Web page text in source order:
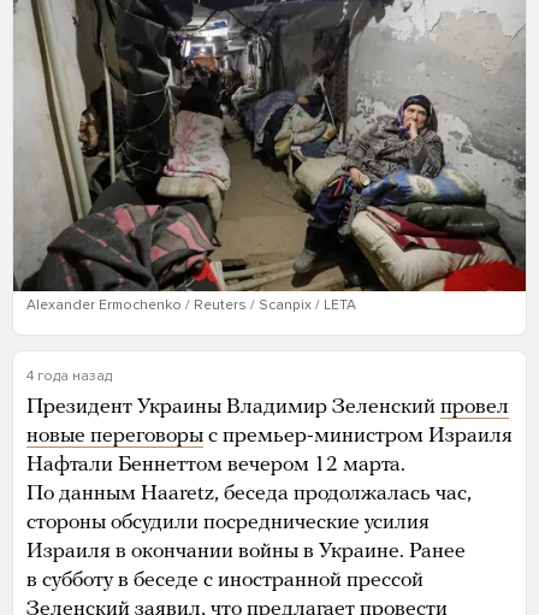
Alexander Ermochenko / Reuters / Scanpix / LETA
4 года назад
Президент Украины Владимир Зеленский провел
новые переговоры с премьер-министром Израиля
Нафтали Беннеттом вечером 12 марта.
По данным Haaretz, беседа продолжалась час,
стороны обсудили посреднические усилия
Израиля в окончании войны в Украине. Ранее
в субботу в беседе с иностранной прессой
Зеленский заявил, что предлагает провести